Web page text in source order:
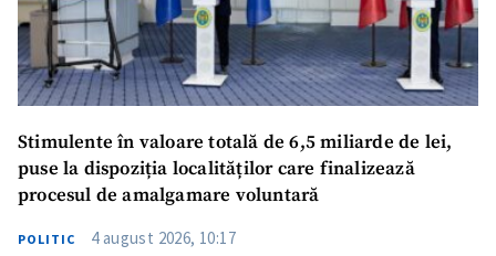
Stimulente în valoare totală de 6,5 miliarde de lei,
puse la dispoziția localităților care finalizează
procesul de amalgamare voluntară
POLITIC 4 august 2026, 10:17